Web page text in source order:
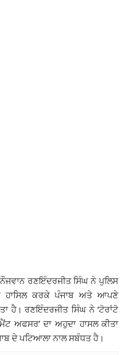
ਰਣਇੰਦਰਜੀਤ ਸਿੰਘ ਨੇ ਪੁਲਿਸ
ਹਾਸਿਲ ਕਰਕੇ ਪੰਜਾਬ ਅਤੇ ਆਪਣੇ
ਹੈ। ਰਣਇੰਦਰਜੀਤ ਸਿੰਘ ਨੇ ‘ਟੋਰਾਂਟੋ
ਅਫਸਰ’ ਦਾ ਅਹੁਦਾ ਹਾਸਲ ਕੀਤਾ
ਦੇ ਪਟਿਆਲਾ ਨਾਲ ਸਬੰਧਤ ਹੈ।